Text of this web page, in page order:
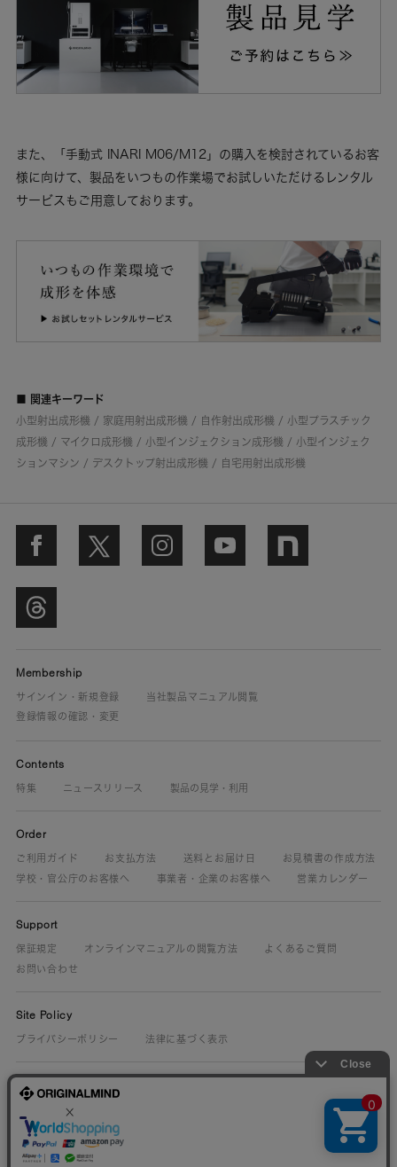
また、「手動式 INARI M06/M12」の購入を検討されているお客
様に向けて、製品をいつもの作業場でお試しいただけるレンタル
サービスもご用意しております。
■ 関連キーワード
小型射出成形機 / 家庭用射出成形機 / 自作射出成形機 / 小型プラスチック
成形機 / マイクロ成形機 / 小型インジェクション成形機 / 小型インジェク
ションマシン / デスクトップ射出成形機 / 自宅用射出成形機
Membership
サインイン・新規登録
当社製品マニュアル閲覧
登録情報の確認・変更
Contents
特集 ニュースリリース 製品の見学・利用
Order
ご利用ガイド お支払方法 送料とお届け日
お見積書の作成方法
学校・官公庁のお客様へ
事業者・企業のお客様へ 営業カレンダー
Support
保証規定 オンラインマニュアルの閲覧方法
よくあるご質問
お問い合わせ
Site Policy
プライバシーポリシー 法律に基づく表示
About Us
ORIGINALMIND.CO.JP
ものづくり文化展
採用情報